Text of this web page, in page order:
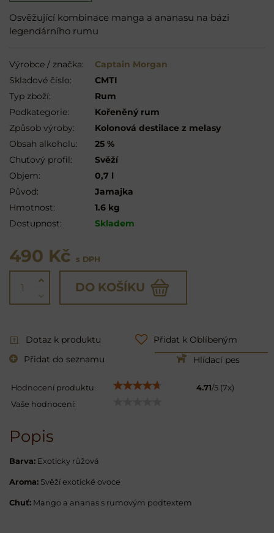
Osvěžující kombinace manga a ananasu na bázi
legendárního rumu
Výrobce / značka:
Captain Morgan
Skladové číslo:
CMTI
Typ zboží:
Rum
Podkategorie:
Kořeněný rum
Způsob výroby:
Kolonová destilace z melasy
Obsah alkoholu:
25 %
Chuťový profil:
Svěží
Objem:
0,7 l
Původ:
Jamajka
Hmotnost:
1.6 kg
Dostupnost:
Skladem
490 Kč s DPH
DO KOŠÍKU
Dotaz k produktu
Přidat k Oblíbeným
Přidat do seznamu
Hlídací pes
Hodnocení produktu: 4.71/5 (7x)
Vaše hodnocení:
Popis
Barva: Exoticky růžová
Aroma: Svěží exotické ovoce
Chuť: Mango a ananas s rumovým podtextem